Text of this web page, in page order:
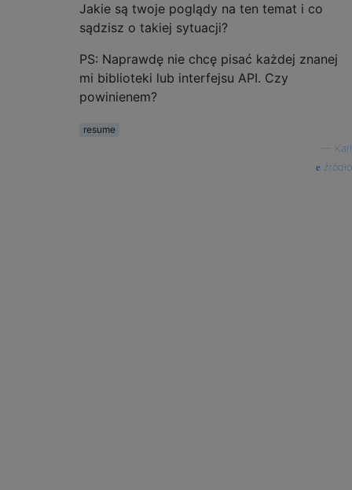
Jakie są twoje poglądy na ten temat i co
sądzisz o takiej sytuacji?
PS: Naprawdę nie chcę pisać każdej znanej
mi biblioteki lub interfejsu API. Czy
powinienem?
resume
Karl
źródło